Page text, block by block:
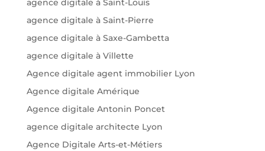
agence digitale à Saint-Louis
agence digitale à Saint-Pierre
agence digitale à Saxe-Gambetta
agence digitale à Villette
Agence digitale agent immobilier Lyon
Agence digitale Amérique
Agence digitale Antonin Poncet
agence digitale architecte Lyon
Agence Digitale Arts-et-Métiers